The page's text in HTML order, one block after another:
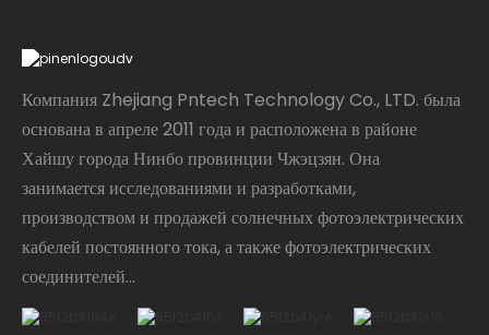
Компания Zhejiang Pntech Technology Co., LTD. была
основана в апреле 2011 года и расположена в районе
Хайшу города Нинбо провинции Чжэцзян. Она
занимается исследованиями и разработками,
производством и продажей солнечных фотоэлектрических
кабелей постоянного тока, а также фотоэлектрических
соединителей...